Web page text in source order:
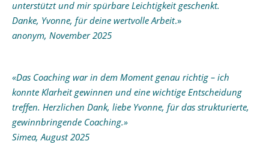
unterstützt und mir spürbare Leichtigkeit geschenkt.
Danke, Yvonne, für deine wertvolle Arbeit.»
anonym, November 2025
«Das Coaching war in dem Moment genau richtig – ich
konnte Klarheit gewinnen und eine wichtige Entscheidung
treffen. Herzlichen Dank, liebe Yvonne, für das strukturierte,
gewinnbringende Coaching.»
Simea, August 2025